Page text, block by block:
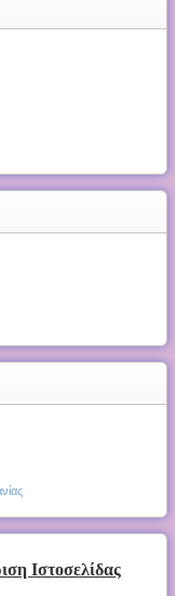
Ιστοσελίδας